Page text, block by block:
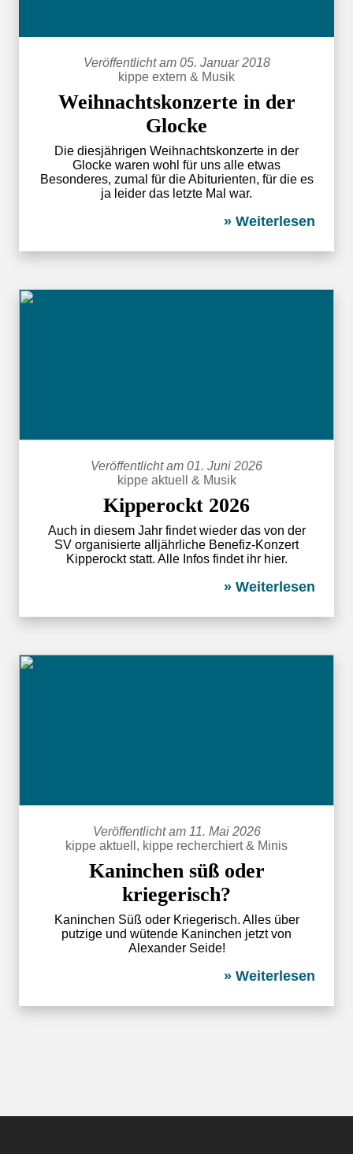
Veröffentlicht am 05. Januar 2018
kippe extern & Musik
Weihnachtskonzerte in der
Glocke
Die diesjährigen Weihnachtskonzerte in der
Glocke waren wohl für uns alle etwas
Besonderes, zumal für die Abiturienten, für die es
ja leider das letzte Mal war.
» Weiterlesen
Veröffentlicht am 01. Juni 2026
kippe aktuell
& Musik
Kipperockt 2026
Auch in diesem Jahr findet wieder das von der
SV organisierte alljährliche Benefiz-Konzert
Kipperockt statt. Alle Infos findet ihr hier.
» Weiterlesen
Veröffentlicht am 11. Mai 2026
kippe aktuell , kippe recherchiert& Minis
Kaninchen süß oder
kriegerisch?
Kaninchen Süß oder Kriegerisch. Alles über
putzige und wütende Kaninchen jetzt von
Alexander Seide!
» Weiterlesen